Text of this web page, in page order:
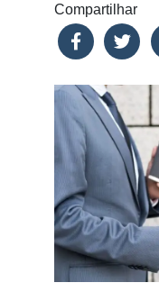
Compartilhar